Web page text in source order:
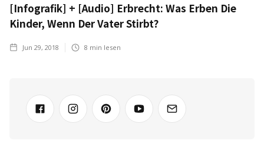
[Infografik] + [Audio] Erbrecht: Was Erben Die
Kinder, Wenn Der Vater Stirbt?
Jun 29, 2018 8 min lesen